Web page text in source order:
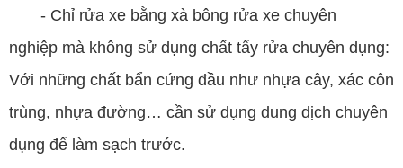
- Chỉ rửa xe bằng xà bông rửa xe chuyên
nghiệp mà không sử dụng chất tẩy rửa chuyên dụng:
Với những chất bẩn cứng đầu như nhựa cây, xác côn
trùng, nhựa đường… cần sử dụng dung dịch chuyên
dụng để làm sạch trước.